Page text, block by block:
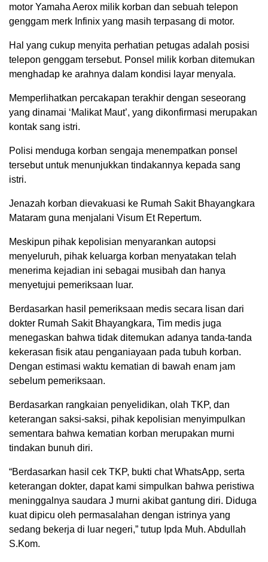
motor Yamaha Aerox milik korban dan sebuah telepon
genggam merk Infinix yang masih terpasang di motor.
Hal yang cukup menyita perhatian petugas adalah posisi
telepon genggam tersebut. Ponsel milik korban ditemukan
menghadap ke arahnya dalam kondisi layar menyala.
Memperlihatkan percakapan terakhir dengan seseorang
yang dinamai ‘Malikat Maut’, yang dikonfirmasi merupakan
kontak sang istri.
Polisi menduga korban sengaja menempatkan ponsel
tersebut untuk menunjukkan tindakannya kepada sang
istri.
Jenazah korban dievakuasi ke Rumah Sakit Bhayangkara
Mataram guna menjalani Visum Et Repertum.
Meskipun pihak kepolisian menyarankan autopsi
menyeluruh, pihak keluarga korban menyatakan telah
menerima kejadian ini sebagai musibah dan hanya
menyetujui pemeriksaan luar.
Berdasarkan hasil pemeriksaan medis secara lisan dari
dokter Rumah Sakit Bhayangkara, Tim medis juga
menegaskan bahwa tidak ditemukan adanya tanda-tanda
kekerasan fisik atau penganiayaan pada tubuh korban.
Dengan estimasi waktu kematian di bawah enam jam
sebelum pemeriksaan.
Berdasarkan rangkaian penyelidikan, olah TKP, dan
keterangan saksi-saksi, pihak kepolisian menyimpulkan
sementara bahwa kematian korban merupakan murni
tindakan bunuh diri.
“Berdasarkan hasil cek TKP, bukti chat WhatsApp, serta
keterangan dokter, dapat kami simpulkan bahwa peristiwa
meninggalnya saudara J murni akibat gantung diri. Diduga
kuat dipicu oleh permasalahan dengan istrinya yang
sedang bekerja di luar negeri,” tutup Ipda Muh. Abdullah
S.Kom.